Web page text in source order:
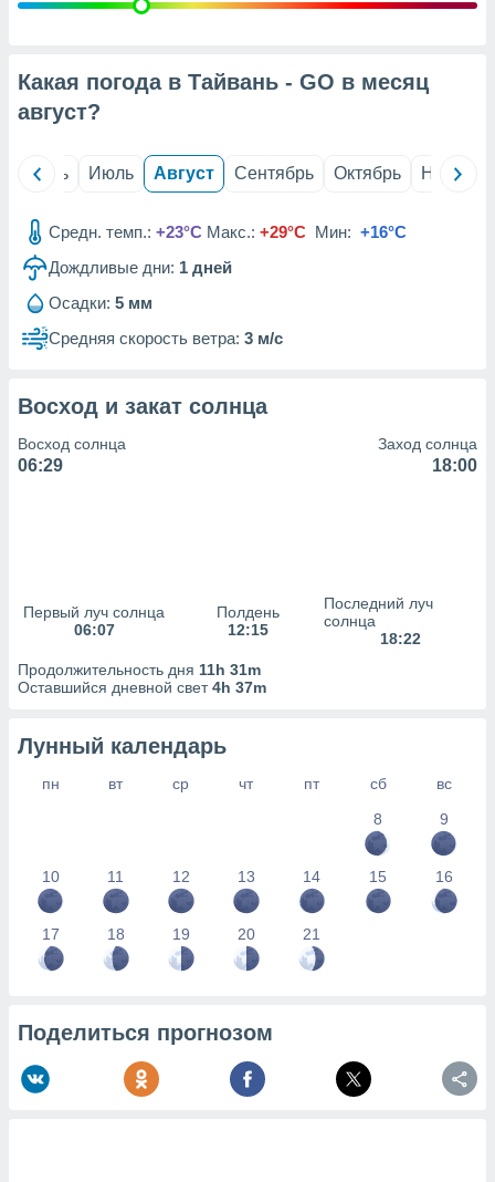
данных
рекламы
сведения
Какая погода в Тайвань - GO в месяц
август?
Июнь Июль Август Сентябрь Октябрь Ноябрь
Средн. темп.: +23°C Макс.: +29°C Мин: +16°C
Дождливые дни: 1 дней
Осадки: 5 мм
Средняя скорость ветра: 3 м/с
Восход и закат солнца
Восход солнца
06:29
Заход солнца
18:00
Первый луч солнца
06:07
Полдень
12:15
Последний луч
солнца
18:22
Продолжительность дня 11h 31m
Оставшийся дневной свет4h 37m
Лунный календарь
пн вт ср чт пт сб
вс
8
9
10 11 12 13 14 15 16
17 18 19 20 21
Поделиться прогнозом